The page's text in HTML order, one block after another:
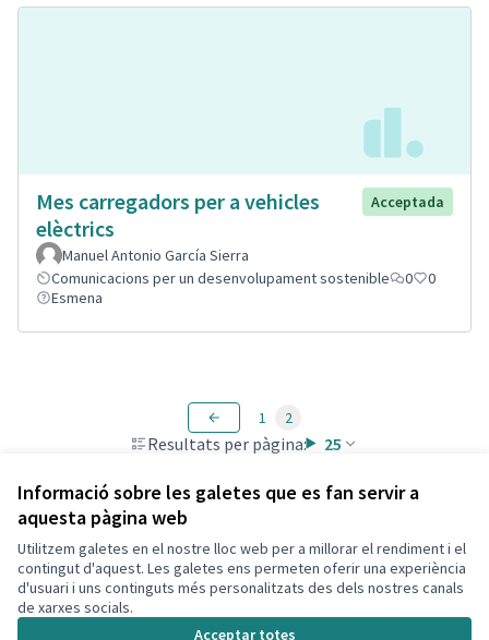
Informació sobre les galetes que es fan servir a
aquesta pàgina web
Utilitzem galetes en el nostre lloc web per a millorar el rendiment i el
contingut d'aquest. Les galetes ens permeten oferir una experiència
d'usuari i uns continguts més personalitzats des dels nostres canals
de xarxes socials.
Acceptar totes
Mes carregadors per a vehicles
elèctrics
Acceptada
Manuel Antonio García Sierra
Comunicacions per un desenvolupament sostenible
0
0
Esmena
Resultats per pàgina: 25
1 2
Termes i condicions d'ús
Configuració de les galetes
Decidim Calafell a X
(Enllaç extern)
Decidim Calafell a Facebook
Decidim Calafell a YouTube
Decidim Calafell a GitHub
(Enllaç extern)